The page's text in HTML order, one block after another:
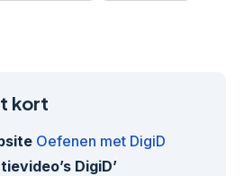
kort
Oefenen met DigiD
DigiD’